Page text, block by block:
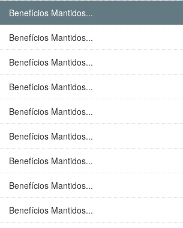
Benefícios Mantidos...
Benefícios Mantidos...
Benefícios Mantidos...
Benefícios Mantidos...
Benefícios Mantidos...
Benefícios Mantidos...
Benefícios Mantidos...
Benefícios Mantidos...
Benefícios Mantidos...